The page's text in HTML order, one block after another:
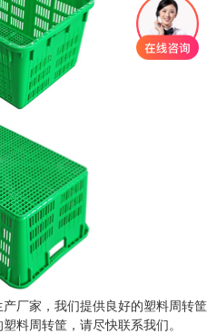
厂家，我们提供良好的塑料周转筐
料周转筐，请尽快联系我们。